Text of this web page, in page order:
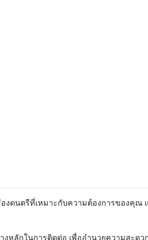
งดนตรีที่เหมาะกับความต้องการของคุ
งหลักในการติดต่อ เพื่ออำนวยความสะด